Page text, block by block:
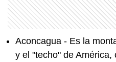
Aconcagua - Es la
y el "techo" de
MI PAIS
Martín?